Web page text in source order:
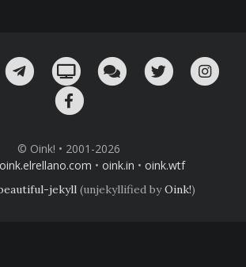
un email!
¡Nuestro canal en Telegram!
Oink! TV Charla con nosotros
Twitter
© Oink! • 2001-2026
oink.elrellano.com • oink.in • oink.wtf
jekyll (unjekyllified byOink!)